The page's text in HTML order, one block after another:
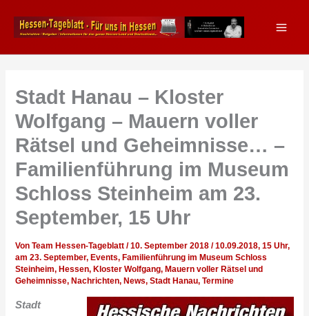
Inhalt
springen
Stadt Hanau – Kloster
Wolfgang – Mauern voller
Rätsel und Geheimnisse… –
Familienführung im Museum
Schloss Steinheim am 23.
September, 15 Uhr
VonTeam Hessen-Tageblatt/10. September 2018/10.09.2018,15 Uhr,
am 23. September,Events,Familienführung im Museum Schloss
Steinheim,Hessen,Kloster Wolfgang,Mauern voller Rätsel und
Geheimnisse,Nachrichten,News,Stadt Hanau,Termine
Stadt